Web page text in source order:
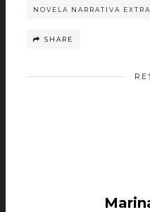
NOVELA NARRATIVA
SHARE